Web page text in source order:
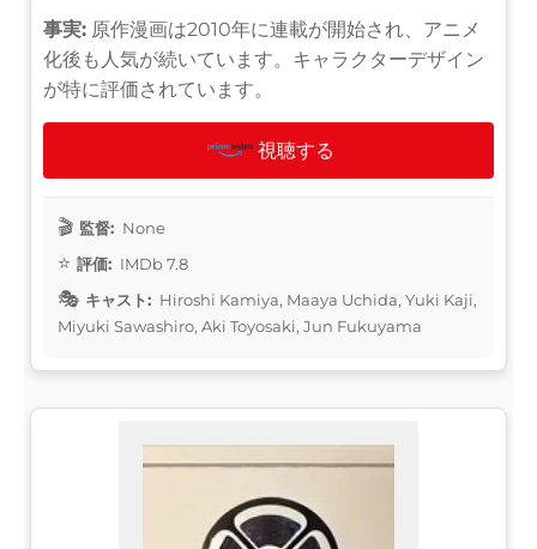
事実: 原作漫画は2010年に連載が開始され、アニメ
化後も人気が続いています。キャラクターデザイン
が特に評価されています。
視聴する
監督: None
評価: IMDb 7.8
キャスト: Hiroshi Kamiya, Maaya Uchida, Yuki Kaji,
Miyuki Sawashiro, Aki Toyosaki, Jun Fukuyama